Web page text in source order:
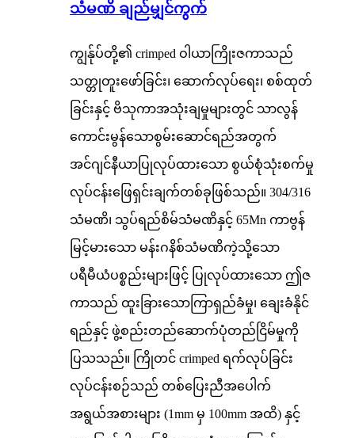
သံမဏိ ချည်မျှင်ကွက်
ကျွန်ုပ်တို့၏ crimped ဝါယာကြိုးဇကာသည်
သတ္တုတူးဖော်ခြင်း၊ ဆောက်လုပ်ရေး၊ စစ်ထုတ်
ခြင်းနှင့် ဗိသုကာအသုံးချမှုများတွင် သာလွန်
ကောင်းမွန်သောစွမ်းဆောင်ရည်အတွက်
အင်ဂျင်နီယာပြုလုပ်ထားသော စွယ်စုံသုံးစက်မှု
လုပ်ငန်းဖြေရှင်းချက်တစ်ခုဖြစ်သည်။ 304/316
သံမဏိ၊ သွပ်ရည်စိမ်သံမဏိနှင့် 65Mn ကာဗွန်
မြင့်မားသော မန်းဂနိစ်သံမဏိကဲ့သို့သော
ပရီမီယံပစ္စည်းများဖြင့် ပြုလုပ်ထားသော ဤဇ
ကာသည် ထူးခြားသောကြာရှည်ခံမှု၊ ချေးခံနိုင်
ရည်နှင့် ဖွဲ့စည်းတည်ဆောက်ပုံတည်ငြိမ်မှုကို
ပြသသည်။ ကြိုတင် crimped ရက်လုပ်ခြင်း
လုပ်ငန်းစဉ်သည် တစ်ပြေးညီအပေါက်
အရွယ်အစားများ (1mm မှ 100mm အထိ) နှင့်